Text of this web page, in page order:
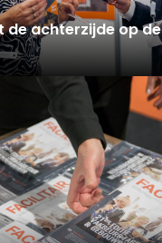
de achterzijde op de